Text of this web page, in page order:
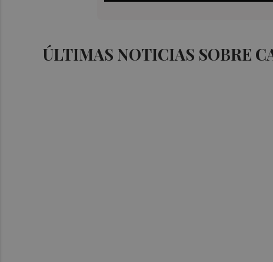
ÚLTIMAS NOTICIAS SOBRE